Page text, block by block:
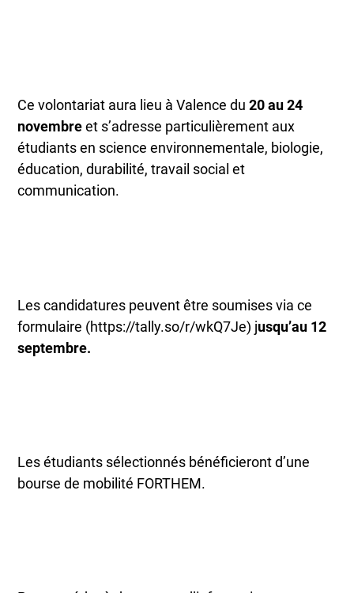
Ce volontariat aura lieu à Valence du20 au 24
novembreet s’adresse particulièrement aux
étudiants en science environnementale, biologie,
éducation, durabilité, travail social et
communication.
Les candidatures peuvent être soumises via ce
formulaire (https://tally.so/r/wkQ7Je) jusqu’au 12
septembre.
Les étudiants sélectionnés bénéficieront d’une
bourse de mobilité FORTHEM.